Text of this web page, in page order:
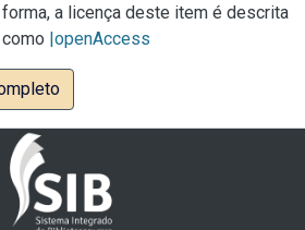
forma, a licença deste item é descrita
como |openAccess